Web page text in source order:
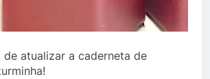
atualizar a caderneta de